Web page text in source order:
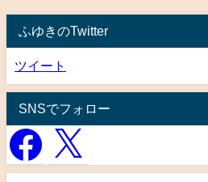
ふゆきのTwitter
ツイート
SNSでフォロー